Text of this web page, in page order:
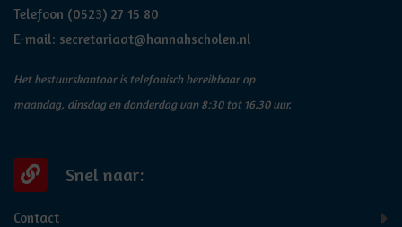
Telefoon (0523) 27 15 80
E-mail: secretariaat@hannahscholen.nl
Het bestuurskantoor is telefonisch bereikbaar op
maandag, dinsdag en donderdag van 8:30 tot 16.30 uur.
Snel naar:
Contact